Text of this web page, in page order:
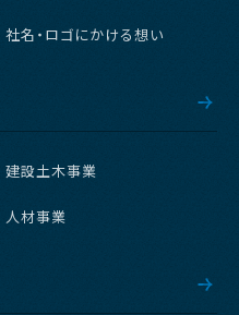
社名・ロゴにかける想い
建設土木事業
人材事業